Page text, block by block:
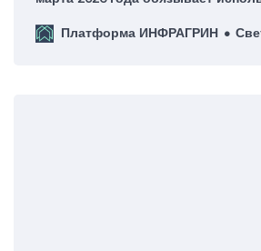
обслуживании потребителей.
Платформа ИНФРАГРИН